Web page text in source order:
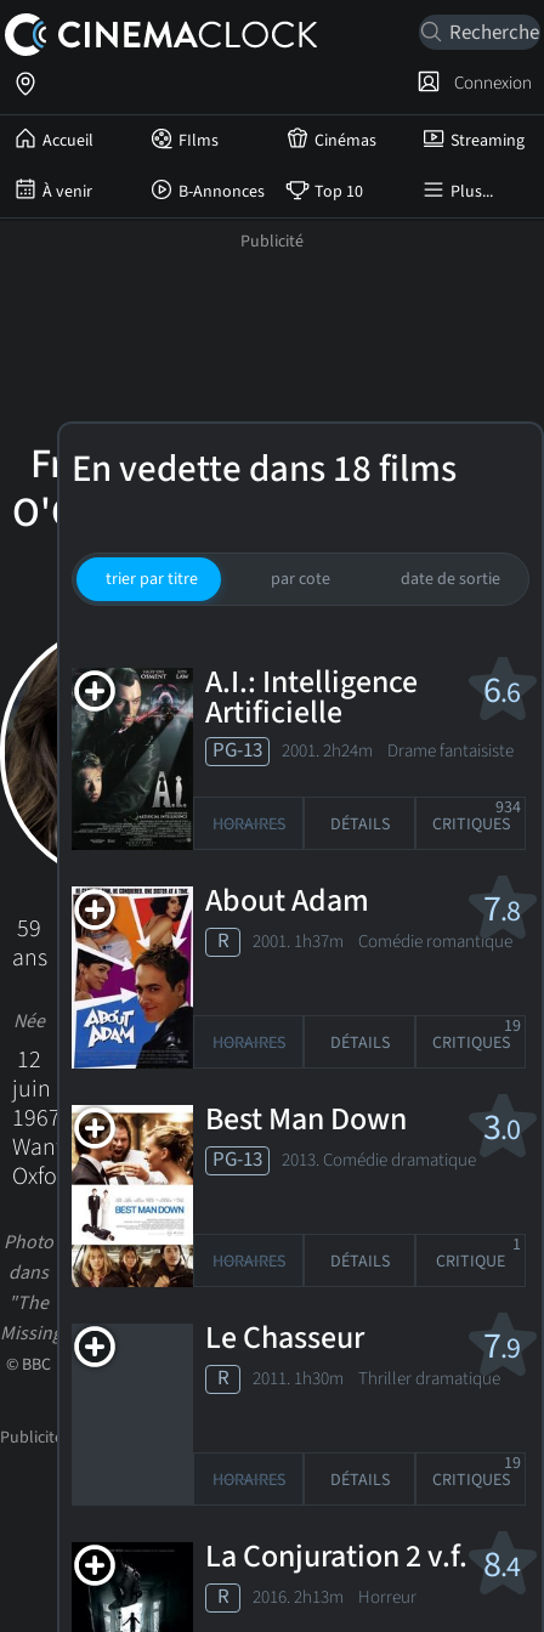
Accueil FIlms Cinémas Streaming
À venir B-Annonces Top 10 Plus...
Connexion
Frances
O'Connor
59
ans
Née
12
juin
1967
Wantage,
Oxfordshire,
Photo
dans
"The
Missing"
© BBC
En vedette dans 18 films
trier par titre par cote date de sortie
6.6
A.I.: Intelligence
Artificielle
PG-13 2001. 2h24m Drame fantaisiste
HORAIRES DÉTAILS CRITIQUES
934
7.8
About Adam
R 2001. 1h37m Comédie romantique
HORAIRES DÉTAILS CRITIQUES
19
3.0
Best Man Down
PG-13 2013. Comédie dramatique
HORAIRES DÉTAILS CRITIQUE
1
7.9
Le Chasseur
R 2011. 1h30m Thriller dramatique
HORAIRES DÉTAILS CRITIQUES
19
8.4
La Conjuration 2 v.f.
R 2016. 2h13m Horreur